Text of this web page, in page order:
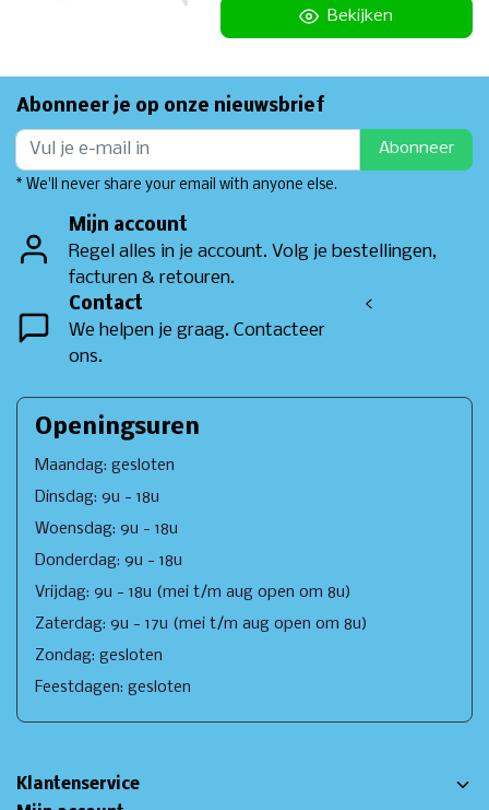
Bekijken
Abonneer je op onze nieuwsbrief
Abonneer
* We'll never share your email with anyone else.
Mijn account
Regel alles in je account. Volg je bestellingen,
facturen & retouren.
Contact
We helpen je graag. Contacteer
ons.
<
Openingsuren
Maandag: gesloten
Dinsdag: 9u - 18u
Woensdag: 9u - 18u
Donderdag: 9u - 18u
Vrijdag: 9u - 18u (mei t/m aug open om 8u)
Zaterdag: 9u - 17u (mei t/m aug open om 8u)
Zondag: gesloten
Feestdagen: gesloten
Klantenservice